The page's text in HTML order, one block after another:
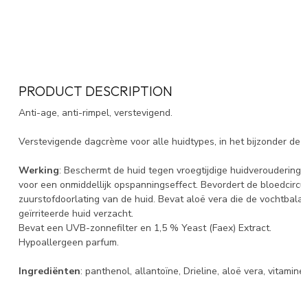
PRODUCT DESCRIPTION
Anti-age, anti-rimpel, verstevigend.
Verstevigende dagcrème voor alle huidtypes, in het bijzonder
Werking: Beschermt de huid tegen vroegtijdige
voor een onmiddellijk opspanningseffect. Bevordert de
zuurstofdoorlating van de huid. Bevat aloë vera die de
geïrriteerde huid verzacht.
Bevat een UVB-zonnefilter en 1,5 % Yeast (Faex) Extract.
Hypoallergeen parfum.
Ingrediënten: panthenol, allantoïne, Drieline, aloë vera,